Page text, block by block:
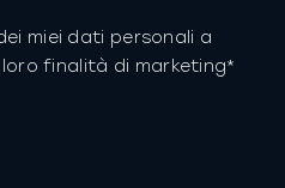
miei dati personali a
finalità di marketing*